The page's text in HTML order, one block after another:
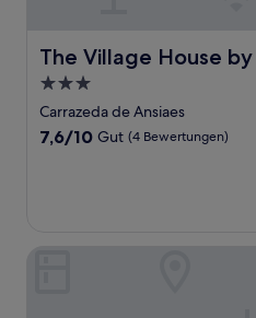
The Village House by
The Village House by CDV
3.0-
Sterne-
Unterkunft
Carrazeda de Ansiaes
7.6
7,6/10 Gut (4 Bewertungen)